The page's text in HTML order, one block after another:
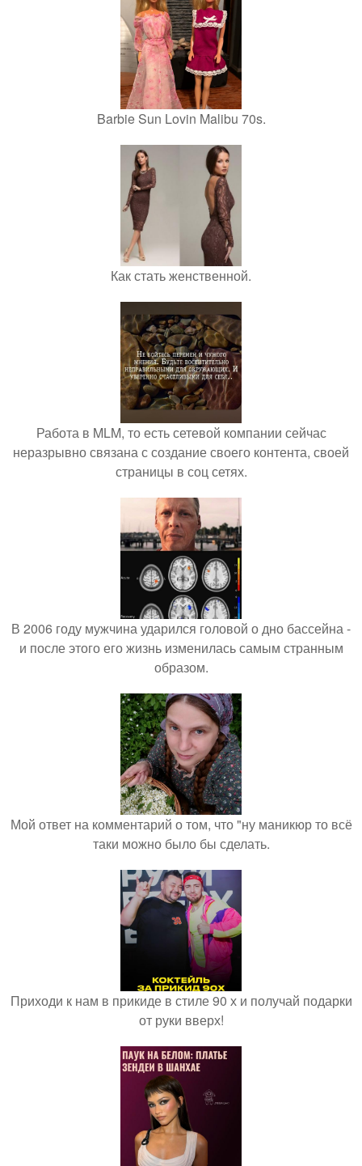
Barbie Sun Lovin Malibu 70s.
Как стать женственной.
Работа в MLM, то есть сетевой компании сейчас
неразрывно связана с создание своего контента, своей
страницы в соц сетях.
В 2006 году мужчина ударился головой о дно бассейна -
и после этого его жизнь изменилась самым странным
образом.
Мой ответ на комментарий о том, что "ну маникюр то всё
таки можно было бы сделать.
Приходи к нам в прикиде в стиле 90 х и получай подарки
от руки вверх!